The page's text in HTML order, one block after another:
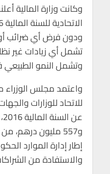
وكانت وزارة المالية
ودون فرض أي ضرائب
تشمل أي زيادات غير
وتشمل النمو الطبيعي
واعتمد مجلس الوزراء
للاتحاد للوزارات
و557 مليون
إطار إدارة الموارد
والاستفادة من